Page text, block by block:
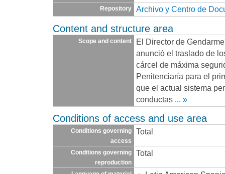
Repository Archivo y Centro de
Content and structure area
Scope and content
El Director de
anunció el traslado de
cárcel de máxima
Penitenciaría para el
que el actual sistema
conductas
»
Conditions of access and use area
Conditions governing
access
Total
Conditions governing
reproduction
Total